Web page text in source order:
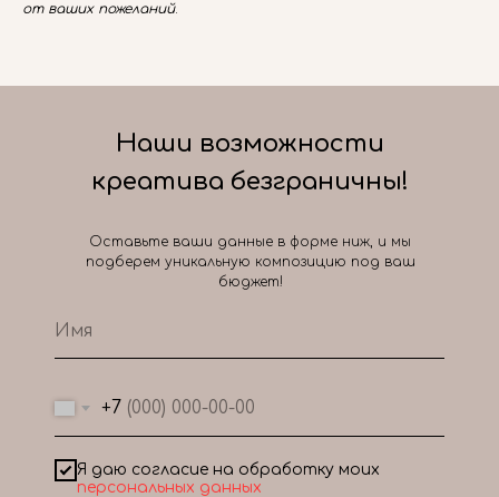
от ваших пожеланий.
+7
Я даю согласие на обработку моих
персональных данных
Наши возможности
креатива безграничны!
Оставьте ваши данные в форме ниж, и мы
подберем уникальную композицию под ваш
бюджет!